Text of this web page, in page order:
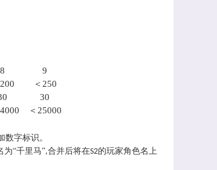
8
9
＜250
30
＜25000
字标识。
为“千里马”,合并后将在S2的玩家角色名上